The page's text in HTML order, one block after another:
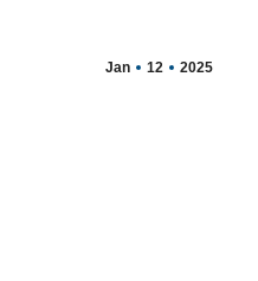
Jan 12 2025